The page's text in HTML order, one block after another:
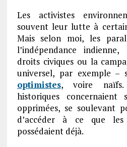
Les activistes
souvent leur lutte à
Mais selon moi, les
l’indépendance
droits civiques ou la
universel, par exemple –
optimistes, voire naïfs.
historiques concernaient
opprimées, se soulevant
d’accéder à ce que les
possédaient déjà.